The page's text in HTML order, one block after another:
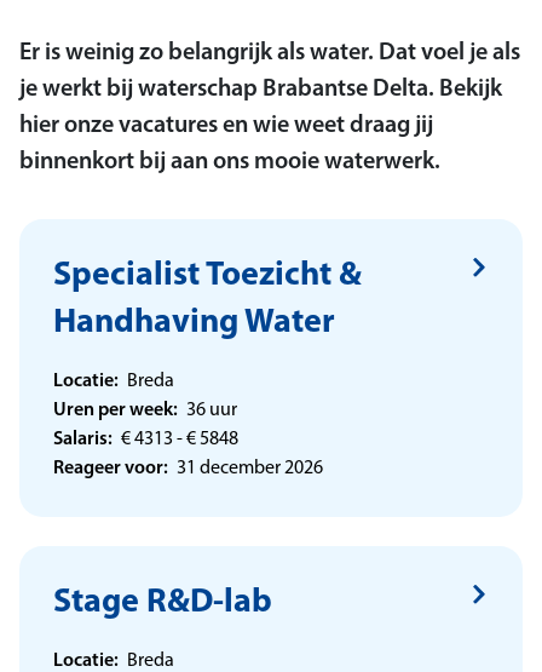
Er is weinig zo belangrijk als water. Dat voel je als
je werkt bij waterschap Brabantse Delta. Bekijk
hier onze vacatures en wie weet draag jij
binnenkort bij aan ons mooie waterwerk.
Specialist Toezicht &
Handhaving Water
Locatie: Breda
Uren per week: 36 uur
Salaris: € 4313 - € 5848
Reageer voor: 31 december 2026
Stage R&D-lab
Locatie: Breda